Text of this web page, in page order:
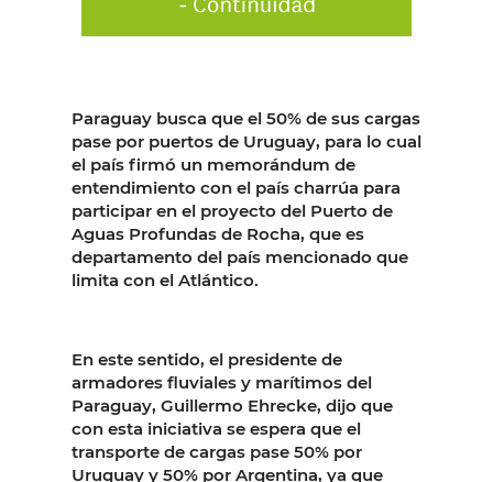
Paraguay busca que el 50% de sus cargas
pase por puertos de Uruguay, para lo cual
el país firmó un memorándum de
entendimiento con el país charrúa para
participar en el proyecto del Puerto de
Aguas Profundas de Rocha, que es
departamento del país mencionado que
limita con el Atlántico.
En este sentido, el presidente de
armadores fluviales y marítimos del
Paraguay, Guillermo Ehrecke, dijo que
con esta iniciativa se espera que el
transporte de cargas pase 50% por
Uruguay y 50% por Argentina, ya que